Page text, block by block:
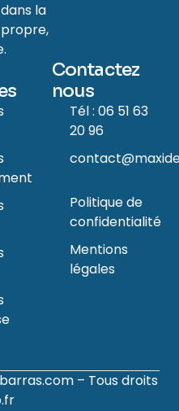
la
Contactez
nous
Tél : 06 51 63
20 96
Politique de
confidentialité
Mentions
légales
– Tous droits